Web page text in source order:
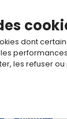
dont
les refuser